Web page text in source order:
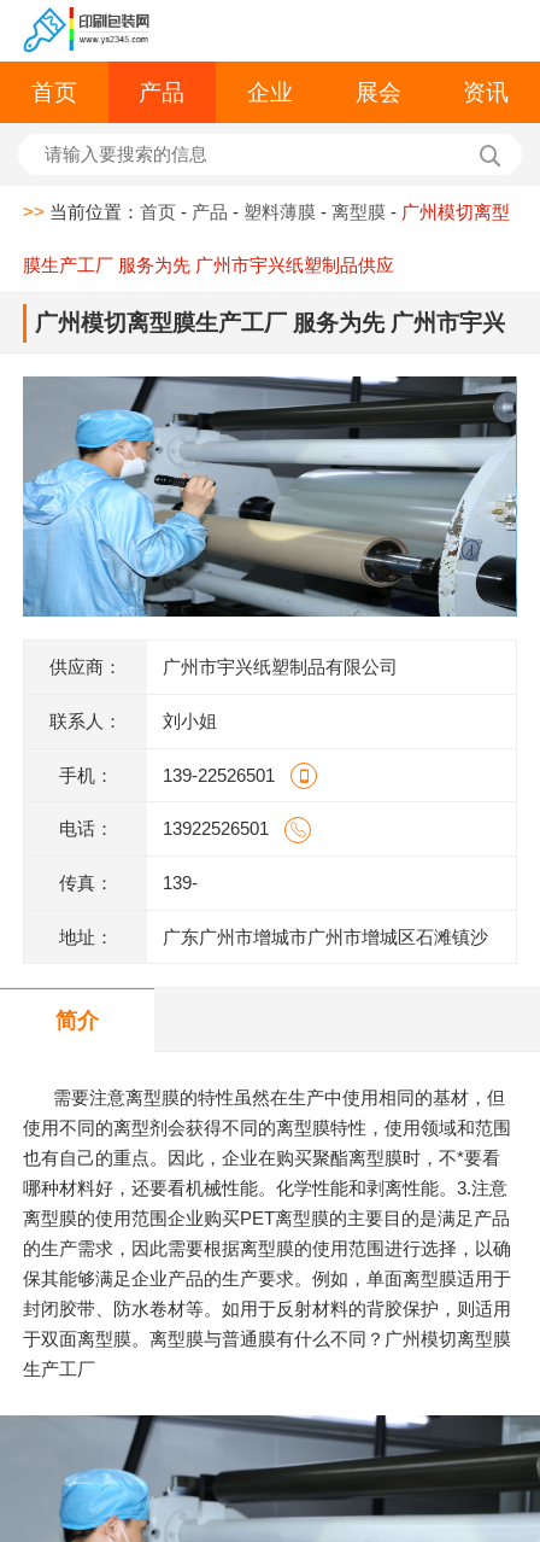
首页 产品 企业 展会 资讯
>> 当前位置：首页 - 产品 - 塑料薄膜 -离型膜 - 广州模切离型
膜生产工厂 服务为先 广州市宇兴纸塑制品供应
广州模切离型膜生产工厂 服务为先 广州市宇兴
供应商： 广州市宇兴纸塑制品有限公司
联系人： 刘小姐
手机： 139-22526501
电话： 13922526501
传真： 139-
地址： 广东广州市增城市广州市增城区石滩镇沙
简介
需要注意离型膜的特性虽然在生产中使用相同的基材，但
使用不同的离型剂会获得不同的离型膜特性，使用领域和范围
也有自己的重点。因此，企业在购买聚酯离型膜时，不*要看
哪种材料好，还要看机械性能。化学性能和剥离性能。3.注意
离型膜的使用范围企业购买PET离型膜的主要目的是满足产品
的生产需求，因此需要根据离型膜的使用范围进行选择，以确
保其能够满足企业产品的生产要求。例如，单面离型膜适用于
封闭胶带、防水卷材等。如用于反射材料的背胶保护，则适用
于双面离型膜。离型膜与普通膜有什么不同？广州模切离型膜
生产工厂